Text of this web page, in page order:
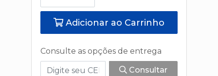
Adicionar ao Carrinho
Consulte as opções de entrega
Consultar